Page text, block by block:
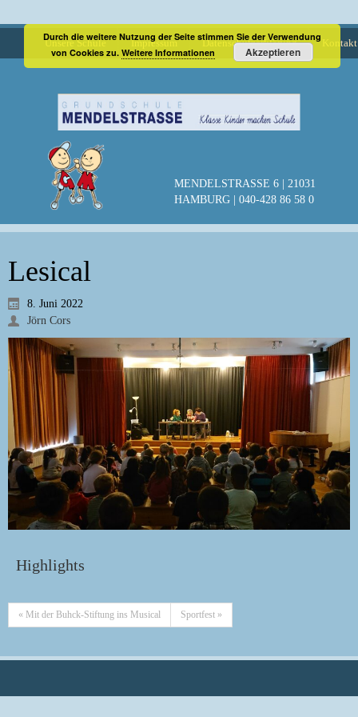
Unsere Schule Impressum Datenschutzerklärung Kontakt
MENDELSTRASSE 6 | 21031
HAMBURG | 040-428 86 58 0
Lesical
8. Juni 2022
Jörn Cors
Highlights
« Mit der Buhck-Stiftung ins Musical Sportfest »
Durch die weitere Nutzung der Seite stimmen Sie der Verwendung
von Cookies zu. Weitere Informationen Akzeptieren